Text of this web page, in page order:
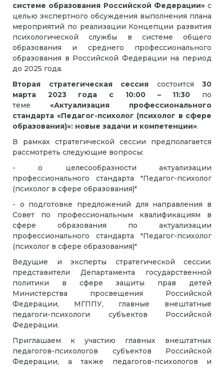
системе образования Российской Федерации» с
целью экспертного обсуждения выполнения плана
мероприятий по реализации Концепции развития
психологической службы в системе общего
образования и среднего профессионального
образования в Российской Федерации на период
до 2025 года.
Вторая стратегическая сессия
состоится
30
марта 2023 года с 10:00 – 11:30 по
теме
«Актуализация профессионального
стандарта «Педагог-психолог (психолог в сфере
образования)»: новые задачи и компетенции».
В рамках стратегической сессии предполагается
рассмотреть следующие вопросы:
- о целесообразности актуализации
профессионального стандарта "Педагог-психолог
(психолог в сфере образования)"
- о подготовке предложений для направления в
Совет по профессиональным квалификациям в
сфере образования по актуализации
профессионального стандарта "Педагог-психолог
(психолог в сфере образования)"
Ведущие и эксперты стратегической сессии:
представители Департамента государственной
политики в сфере защиты прав детей
Министерства просвещения Российской
Федерации, МГППУ, главные внештатные
педагоги-психологи субъектов Российской
Федерации.
Приглашаем к участию главных внештатных
педагогов-психологов субъектов Российской
Федерации, а также педагогов-психологов и